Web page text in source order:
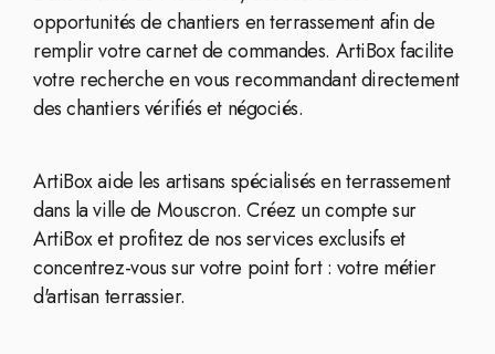
opportunités de chantiers en terrassement afin de
remplir votre carnet de commandes. ArtiBox facilite
votre recherche en vous recommandant directement
des chantiers vérifiés et négociés.
ArtiBox aide les artisans spécialisés en terrassement
dans la ville de Mouscron. Créez un compte sur
ArtiBox et profitez de nos services exclusifs et
concentrez-vous sur votre point fort : votre métier
d'artisan terrassier.